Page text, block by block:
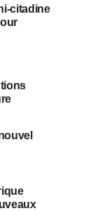
citadine